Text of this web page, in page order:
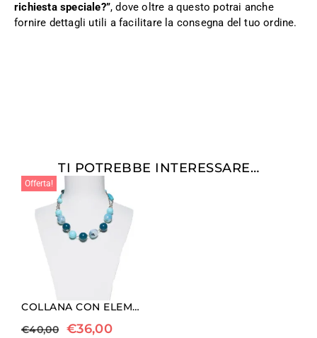
richiesta speciale?”, dove oltre a questo potrai anche
fornire dettagli utili a facilitare la consegna del tuo ordine.
TI POTREBBE INTERESSARE…
Offerta!
COLLANA CON ELEMENTI IN RESINA E AULITE TURCHESE
€40,00 €36,00